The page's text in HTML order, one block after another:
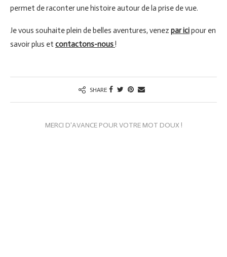
permet de raconter une histoire autour de la prise de vue.
Je vous souhaite plein de belles aventures, venez par icipour en
savoir plus et contactons-nous!
SHARE
MERCI D'AVANCE POUR VOTRE MOT DOUX !